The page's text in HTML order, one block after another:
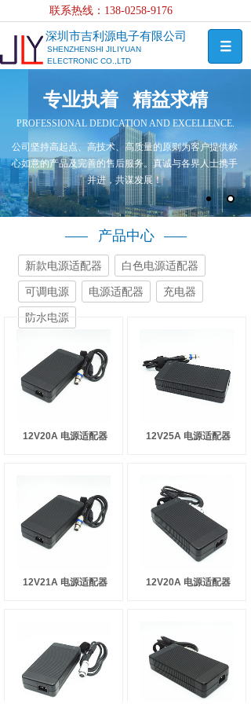
联系热线：138-0258-9176
深圳市吉利源电子有限公司
SHENZHENSHI JILIYUAN
ELECTRONIC CO.,LTD
专业执着 精益求精
PROFESSIONAL DEDICATION AND EXCELLENCE.
公司坚持高起点、高技术、高质量的原则为客户提供称
心如意的产品及完善的售后服务。真诚与各界人士携手
并进，共谋发展！
产品中心
新款电源适配器 白色电源适配器
可调电源 电源适配器 充电器
防水电源
12V20A 电源适配器 12V25A 电源适配器
12V21A 电源适配器 12V20A 电源适配器